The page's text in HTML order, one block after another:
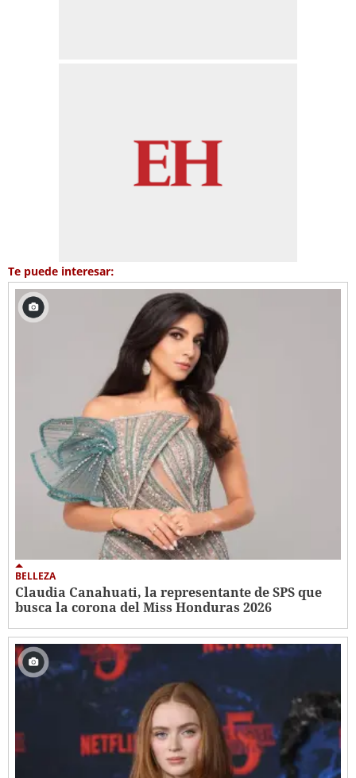
Te puede interesar:
BELLEZA
Claudia Canahuati, la representante de SPS que
busca la corona del Miss Honduras 2026